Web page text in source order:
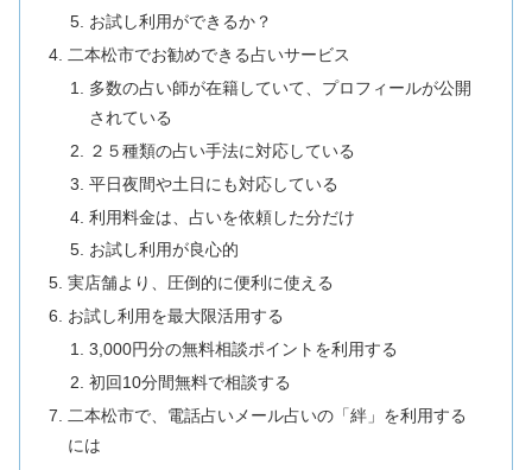
お試し利用ができるか？
二本松市でお勧めできる占いサービス
多数の占い師が在籍していて、プロフィールが公開
されている
２５種類の占い手法に対応している
平日夜間や土日にも対応している
利用料金は、占いを依頼した分だけ
お試し利用が良心的
実店舗より、圧倒的に便利に使える
お試し利用を最大限活用する
3,000円分の無料相談ポイントを利用する
初回10分間無料で相談する
二本松市で、電話占いメール占いの「絆」を利用する
には